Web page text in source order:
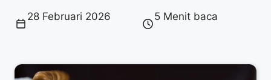
28 Februari 2026 5 Menit baca